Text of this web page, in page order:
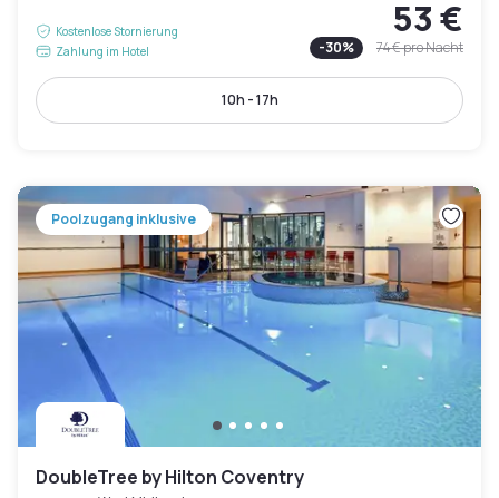
Kostenlose Stornierung
Zahlung im Hotel
53 €
-30% 74 €pro Nacht
10h - 17h
Poolzugang inklusive
DoubleTree by Hilton Coventry